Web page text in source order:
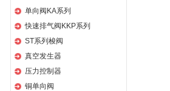
单向阀KA系列
快速排气阀KKP系列
ST系列梭阀
真空发生器
压力控制器
铜单向阀